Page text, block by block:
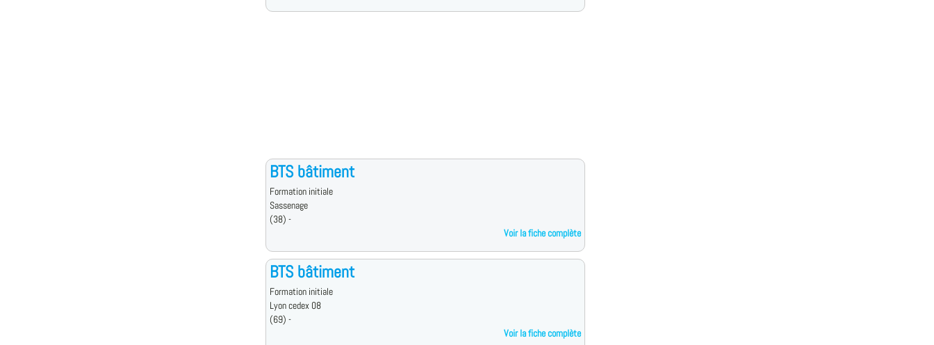
BTS bâtiment
Formation initiale
Sassenage
(38) -
Voir la fiche complète
BTS bâtiment
Formation initiale
Lyon cedex 08
(69) -
Voir la fiche complète